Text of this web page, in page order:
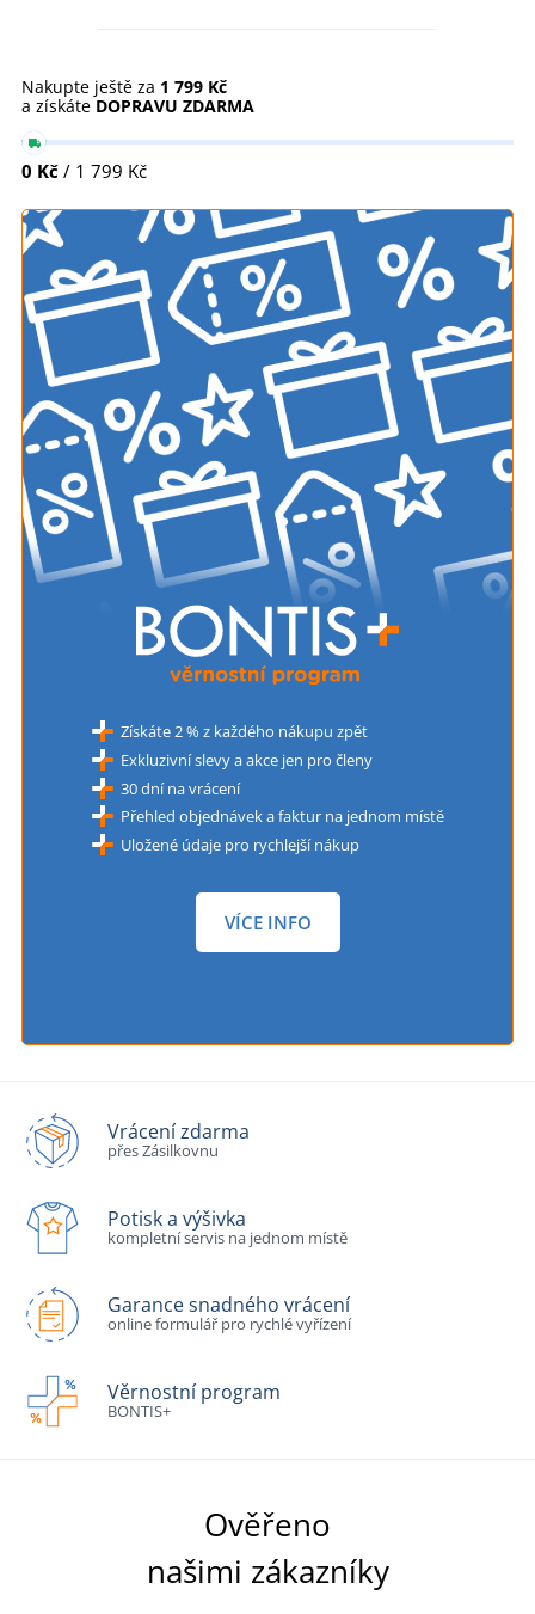
Nakupte ještě za 1 799 Kč
a získáte DOPRAVU ZDARMA
0 Kč / 1 799 Kč
Získáte 2 % z každého nákupu zpět
Exkluzivní slevy a akce jen pro členy
30 dní na vrácení
Přehled objednávek a faktur na jednom místě
Uložené údaje pro rychlejší nákup
VÍCE INFO
Vrácení zdarma
přes Zásilkovnu
Potisk a výšivka
kompletní servis na jednom místě
Garance snadného vrácení
online formulář pro rychlé vyřízení
Věrnostní program
BONTIS+
Ověřeno
našimi zákazníky